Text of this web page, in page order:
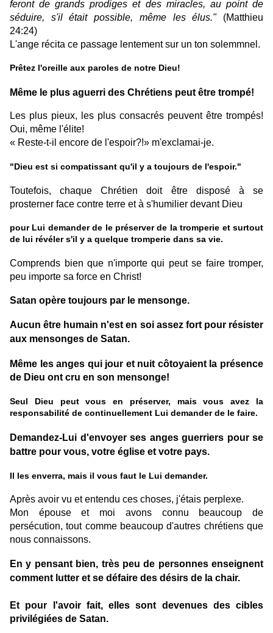
feront de grands prodiges et des miracles, au point de
séduire, s'il était possible, même les élus."(Matthieu
24:24)
L'ange récita ce passage lentement sur un ton solemmnel.
Prêtez l'oreille aux paroles de notre Dieu!
Même le plus aguerri des Chrétiens peut être trompé!
Les plus pieux, les plus consacrés peuvent être trompés!
Oui, même l'élite!
« Reste-t-il encore de l'espoir?!» m'exclamai-je.
"Dieu est si compatissant qu'il y a toujours de l'espoir."
Toutefois, chaque Chrétien doit être disposé à se
prosterner face contre terre et à s'humilier devant Dieu
pour Lui demander de le préserver de la tromperie et surtout
de lui révéler s'il y a quelque tromperie dans sa vie.
Comprends bien que n'importe qui peut se faire tromper,
peu importe sa force en Christ!
Satan opère toujours par le mensonge.
Aucun être humain n'est en soi assez fort pour résister
aux mensonges de Satan.
Même les anges qui jour et nuit côtoyaient la présence
de Dieu ont cru en son mensonge!
Seul Dieu peut vous en préserver, mais vous avez la
responsabilité de continuellement Lui demander de le faire.
Demandez-Lui d'envoyer ses anges guerriers pour se
battre pour vous, votre église et votre pays.
Il les enverra, mais il vous faut le Lui demander.
Après avoir vu et entendu ces choses, j'étais perplexe.
Mon épouse et moi avons connu beaucoup de
persécution, tout comme beaucoup d'autres chrétiens que
nous connaissons.
En y pensant bien, très peu de personnes enseignent
comment lutter et se défaire des désirs de la chair.
Et pour l'avoir fait, elles sont devenues des cibles
privilégiées de Satan.